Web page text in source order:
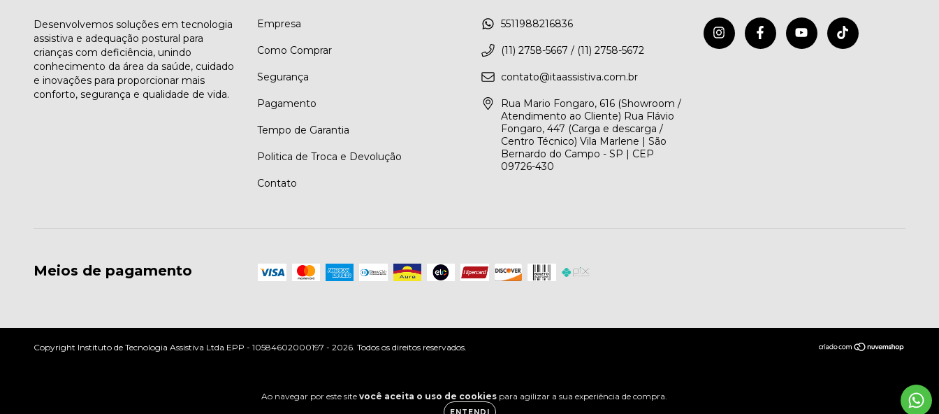
Ao navegar por este site você aceita o uso de cookiespara agilizar a sua experiência de compra.
Desenvolvemos soluções em tecnologia
assistiva e adequação postural para
crianças com deficiência, unindo
conhecimento da área da saúde, cuidado
e inovações para proporcionar mais
conforto, segurança e qualidade de vida.
Empresa
Como Comprar
Segurança
Pagamento
Tempo de Garantia
Politica de Troca e Devolução
Contato
5511988216836
(11) 2758-5667 / (11) 2758-5672
contato@itaassistiva.com.br
Rua Mario Fongaro, 616 (Showroom /
Atendimento ao Cliente) Rua Flávio
Fongaro, 447 (Carga e descarga /
Centro Técnico) Vila Marlene | São
Bernardo do Campo - SP | CEP
09726-430
Meios de pagamento
Copyright Instituto de Tecnologia Assistiva Ltda EPP - 10584602000197 - 2026. Todos os direitos reservados.